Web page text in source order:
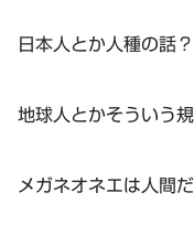
日本人とか人種の話？
地球人とかそういう
メガネオネエは人間